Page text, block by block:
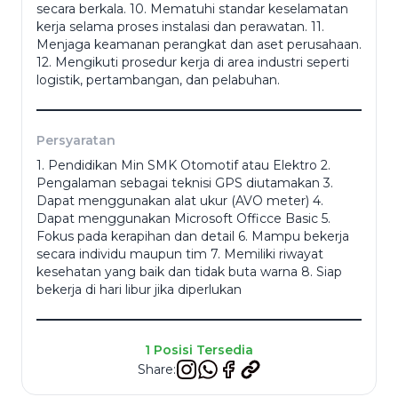
secara berkala. 10. Mematuhi standar keselamatan
kerja selama proses instalasi dan perawatan. 11.
Menjaga keamanan perangkat dan aset perusahaan.
12. Mengikuti prosedur kerja di area industri seperti
logistik, pertambangan, dan pelabuhan.
Persyaratan
1. Pendidikan Min SMK Otomotif atau Elektro 2.
Pengalaman sebagai teknisi GPS diutamakan 3.
Dapat menggunakan alat ukur (AVO meter) 4.
Dapat menggunakan Microsoft Officce Basic 5.
Fokus pada kerapihan dan detail 6. Mampu bekerja
secara individu maupun tim 7. Memiliki riwayat
kesehatan yang baik dan tidak buta warna 8. Siap
bekerja di hari libur jika diperlukan
1 Posisi Tersedia
Share:
Pendidikan Terakhir*
Resume*
Cancel
Apply